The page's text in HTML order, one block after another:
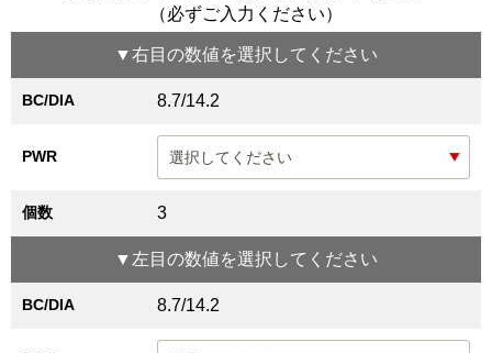
（必ずご入力ください）
▼右目 の数値を選択してください
BC/DIA 8.7/14.2
PWR
個数 3
▼ 左目 の数値を選択してください
BC/DIA 8.7/14.2